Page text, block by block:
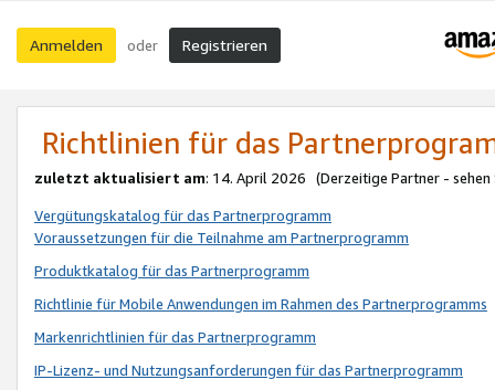
Anmelden oder Registrieren
Richtlinien für das
zuletzt aktualisiert am: 14. April 2026 (Derzeitige Partner - sehen
Vergütungskatalog für das Partnerprogramm
Voraussetzungen für die Teilnahme am Partnerprogramm
Produktkatalog für das Partnerprogramm
Richtlinie für Mobile Anwendungen im Rahmen des Partnerprogramms
Markenrichtlinien für das Partnerprogramm
IP-Lizenz- und Nutzungsanforderungen für das Partnerprogramm